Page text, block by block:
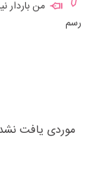
من باردار
رسم
موردی یافت